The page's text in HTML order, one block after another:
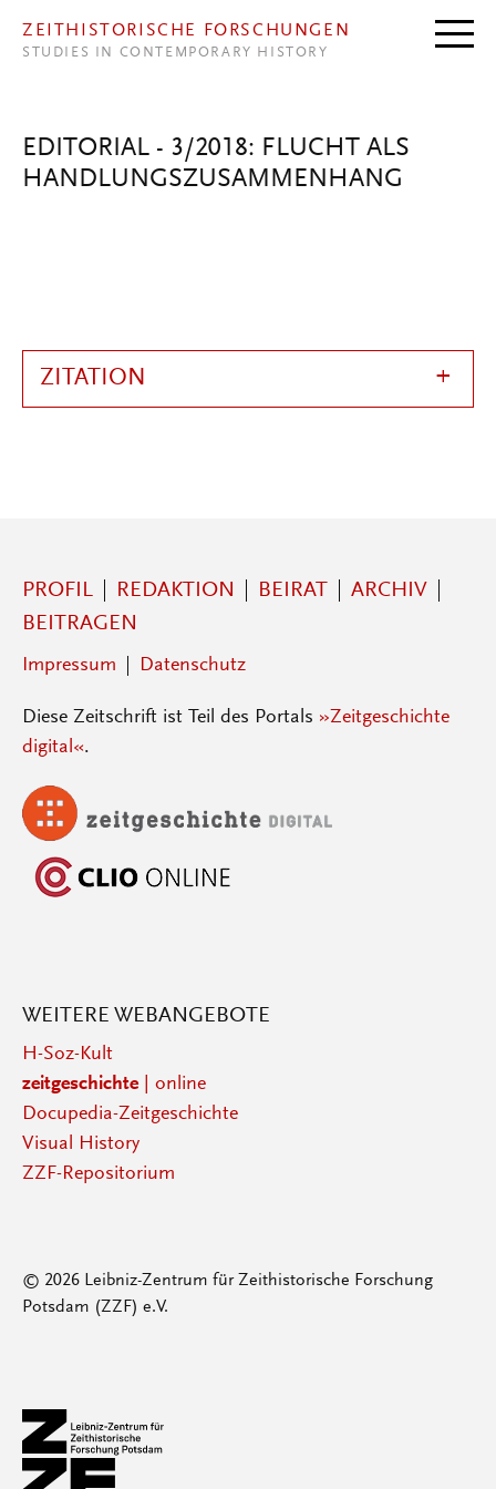
ZEITHISTORISCHE FORSCHUNGEN
STUDIES IN CONTEMPORARY HISTORY
EDITORIAL - 3/2018: FLUCHT ALS
HANDLUNGSZUSAMMENHANG
ZITATION
PROFIL REDAKTION BEIRAT
ARCHIV
BEITRAGEN
Impressum Datenschutz
Diese Zeitschrift ist Teil des Portals »Zeitgeschichte
digital«.
WEITERE WEBANGEBOTE
H-Soz-Kult
zeitgeschichte| online
Docupedia-Zeitgeschichte
Visual History
ZZF-Repositorium
© 2026 Leibniz-Zentrum für Zeithistorische Forschung
Potsdam (ZZF) e.V.